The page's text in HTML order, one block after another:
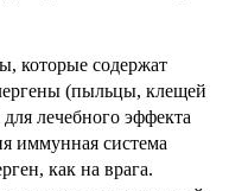
которые содержат
(пыльцы, клещей
лечебного эффекта
иммунная система
как на врага.